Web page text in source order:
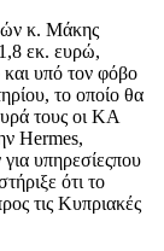
κ. Μάκης
εκ. ευρώ,
υπό τον φόβο
το οποίο θα
τους οι ΚΑ
Hermes,
υπηρεσίεςπου
ότι το
τις Κυπριακές